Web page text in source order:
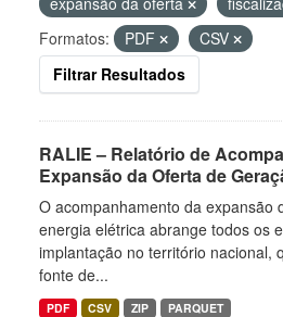
Formatos:
PDF
CSV
Filtrar Resultados
RALIE – Relatório de
Expansão da Oferta de
O acompanhamento da expansão
energia elétrica abrange todos os
implantação no território nacional,
fonte de...
PDF CSV ZIP PARQUET